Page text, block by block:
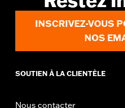
Matière:Vinyle
Largeur:12 Inches
Coussin de
INSCRIVEZ-VOUS
NOS
SOUTIEN À LA CLIENTÈLE
Nous contacter